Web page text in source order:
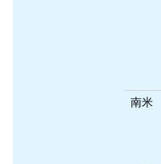
南米